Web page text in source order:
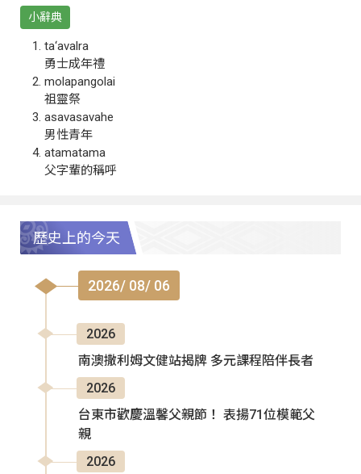
小辭典
ta‘avalra
勇士成年禮
molapangolai
祖靈祭
asavasavahe
男性青年
atamatama
父字輩的稱呼
歷史上的今天
2026/ 08/ 06
2026
南澳撒利姆文健站揭牌 多元課程陪伴長者
2026
台東市歡慶溫馨父親節！ 表揚71位模範父
親
2026